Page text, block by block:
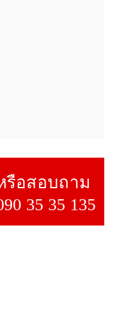
รือสอบถาม
35 35 135